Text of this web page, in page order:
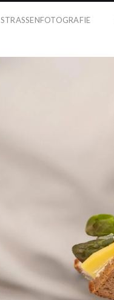
STRASSENFOTOGRAFIE